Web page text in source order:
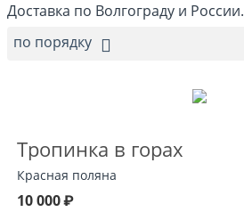
Доставка по Волгограду и России.
по порядку
Тропинка в горах
Красная поляна
10 000₽